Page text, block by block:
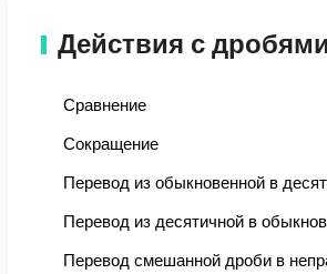
Действия с дробями
Сравнение
Сокращение
Перевод из обыкновенной в
Перевод из десятичной в
Перевод смешанной дроби в